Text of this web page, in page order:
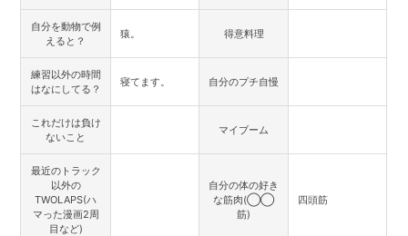
自分を動物で例
えると？
猿。 得意料理
練習以外の時間
はなにしてる？
寝てます。 自分のプチ自慢
これだけは負け
ないこと
マイブーム
最近のトラック
以外の
TWOLAPS(ハ
マった漫画2周
目など)
自分の体の好き
な筋肉(◯◯
筋)
四頭筋